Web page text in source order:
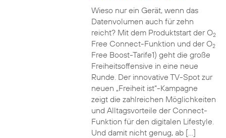
Wieso nur ein Gerät, wenn das
Datenvolumen auch für zehn
reicht? Mit dem Produktstart der O2
Free Connect-Funktion und der O2
Free Boost-Tarife1) geht die große
Freiheitsoffensive in eine neue
Runde. Der innovative TV-Spot zur
neuen „Freiheit ist“-Kampagne
zeigt die zahlreichen Möglichkeiten
und Alltagsvorteile der Connect-
Funktion für den digitalen Lifestyle.
Und damit nicht genug, ab […]